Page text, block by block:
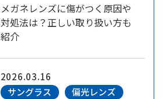
メガネレンズに傷がつく原因や
対処法は？正しい取り扱い方も
紹介
2026.03.16
サングラス
偏光レンズ